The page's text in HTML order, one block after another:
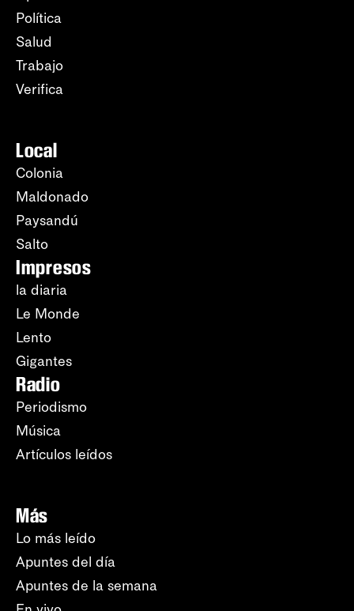
Política
Salud
Trabajo
Verifica
Local
Colonia
Maldonado
Paysandú
Salto
Impresos
la diaria
Le Monde
Lento
Gigantes
Radio
Periodismo
Música
Artículos leídos
Más
Lo más leído
Apuntes del día
Apuntes de la semana